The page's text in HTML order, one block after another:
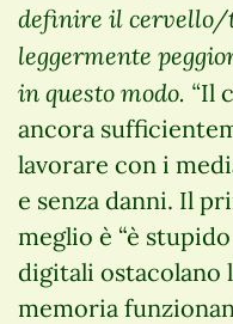
definire il cervello/
leggermente
in questo modo. “Il
ancora
lavorare con i
e senza danni. Il
meglio è “è
digitali ostacolano
memoria